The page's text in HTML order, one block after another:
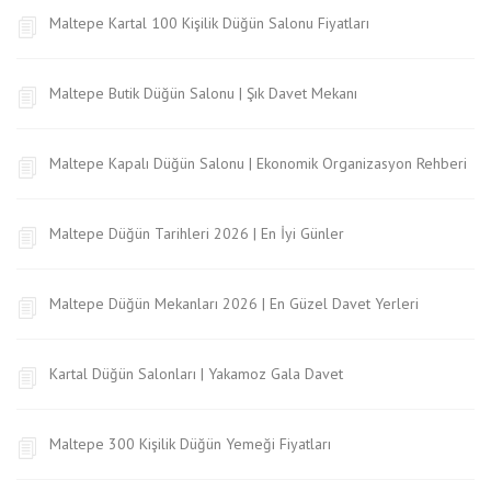
Maltepe Kartal 100 Kişilik Düğün Salonu Fiyatları
Maltepe Butik Düğün Salonu | Şık Davet Mekanı
Maltepe Kapalı Düğün Salonu | Ekonomik Organizasyon Rehberi
Maltepe Düğün Tarihleri 2026 | En İyi Günler
Maltepe Düğün Mekanları 2026 | En Güzel Davet Yerleri
Kartal Düğün Salonları | Yakamoz Gala Davet
Maltepe 300 Kişilik Düğün Yemeği Fiyatları